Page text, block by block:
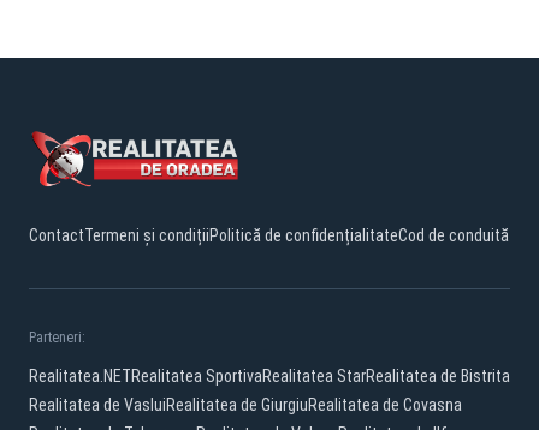
ContactTermeni și condițiiPolitică de confidențialitateCod de conduită
Parteneri:
Realitatea.NETRealitatea SportivaRealitatea StarRealitatea de Bistrita
Realitatea de VasluiRealitatea de GiurgiuRealitatea de Covasna